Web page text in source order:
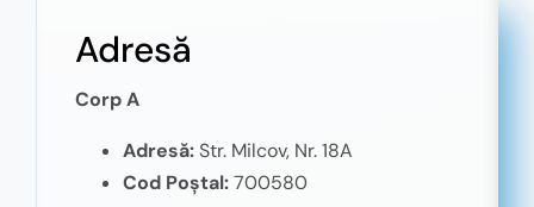
Adresă
Corp A
Adresă:Str. Milcov, Nr. 18A
Cod Poștal:700580